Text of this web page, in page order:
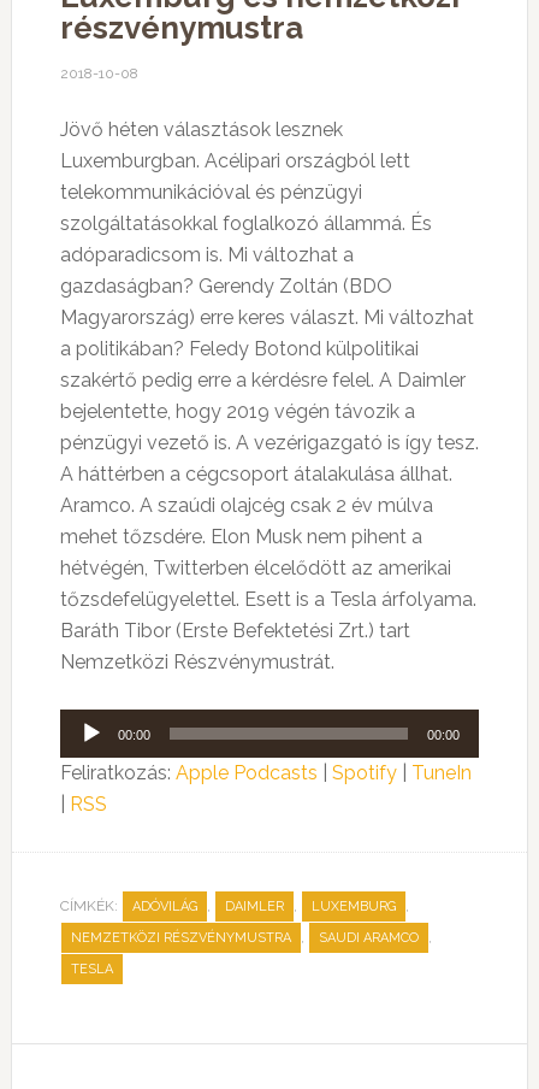
részvénymustra
2018-10-08
Jövő héten választások lesznek
Luxemburgban. Acélipari országból lett
telekommunikációval és pénzügyi
szolgáltatásokkal foglalkozó állammá. És
adóparadicsom is. Mi változhat a
gazdaságban? Gerendy Zoltán (BDO
Magyarország) erre keres választ. Mi változhat
a politikában? Feledy Botond külpolitikai
szakértő pedig erre a kérdésre felel. A Daimler
bejelentette, hogy 2019 végén távozik a
pénzügyi vezető is. A vezérigazgató is így tesz.
A háttérben a cégcsoport átalakulása állhat.
Aramco. A szaúdi olajcég csak 2 év múlva
mehet tőzsdére. Elon Musk nem pihent a
hétvégén, Twitterben élcelődött az amerikai
tőzsdefelügyelettel. Esett is a Tesla árfolyama.
Baráth Tibor (Erste Befektetési Zrt.) tart
Nemzetközi Részvénymustrát.
Audió
lejátszó
00:00 00:00
Feliratkozás: Apple Podcasts Spotify| TuneIn
RSS
CÍMKÉK: ADÓVILÁG , DAIMLER , LUXEMBURG ,
NEMZETKÖZI RÉSZVÉNYMUSTRA , SAUDI ARAMCO ,
TESLA